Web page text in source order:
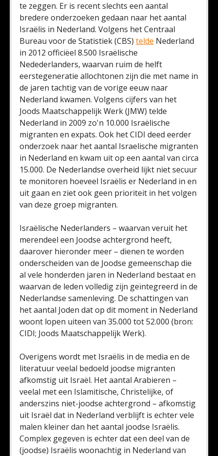
te zeggen. Er is recent slechts een aantal
bredere onderzoeken gedaan naar het aantal
Israëlis in Nederland. Volgens het Centraal
Bureau voor de Statistiek (CBS) telde Nederland
in 2012 officiëel 8.500 Israëlische
Nedederlanders, waarvan ruim de helft
eerstegeneratie allochtonen zijn die met name in
de jaren tachtig van de vorige eeuw naar
Nederland kwamen. Volgens cijfers van het
Joods Maatschappelijk Werk (JMW) telde
Nederland in 2009 zo'n 10.000 Israëlische
migranten en expats. Ook het CIDI deed eerder
onderzoek naar het aantal Israelische migranten
in Nederland en kwam uit op een aantal van circa
15.000. De Nederlandse overheid lijkt niet secuur
te monitoren hoeveel Israëlis er Nederland in en
uit gaan en ziet ook geen prioriteit in het volgen
van deze groep migranten.
Israëlische Nederlanders – waarvan veruit het
merendeel een Joodse achtergrond heeft,
daarover hieronder meer – dienen te worden
onderscheiden van de Joodse gemeenschap die
al vele honderden jaren in Nederland bestaat en
waarvan de leden volledig zijn geïntegreerd in de
Nederlandse samenleving. De schattingen van
het aantal Joden dat op dit moment in Nederland
woont lopen uiteen van 35.000 tot 52.000 (bron:
CIDI; Joods Maatschappelijk Werk).
Overigens wordt met Israëlis in de media en de
literatuur veelal bedoeld joodse migranten
afkomstig uit Israël. Het aantal Arabieren –
veelal met een Islamitische, Christelijke, of
anderszins niet-joodse achtergrond – afkomstig
uit Israël dat in Nederland verblijft is echter vele
malen kleiner dan het aantal joodse Israëlis.
Complex gegeven is echter dat een deel van de
(joodse) Israëlis woonachtig in Nederland van